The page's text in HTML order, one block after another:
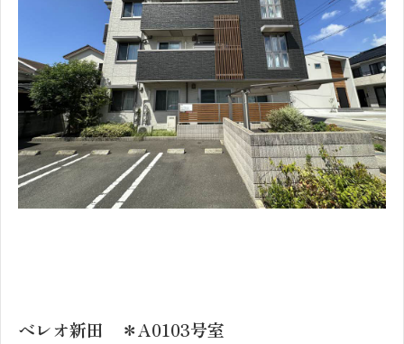
ベレオ新田 ＊A0103号室